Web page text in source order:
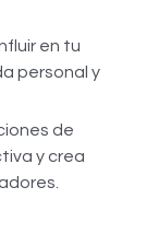
en tu
personal y
de
y crea